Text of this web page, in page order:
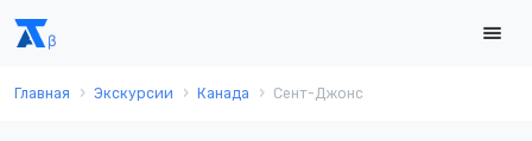
Главная Экскурсии Канада Сент-Джонс